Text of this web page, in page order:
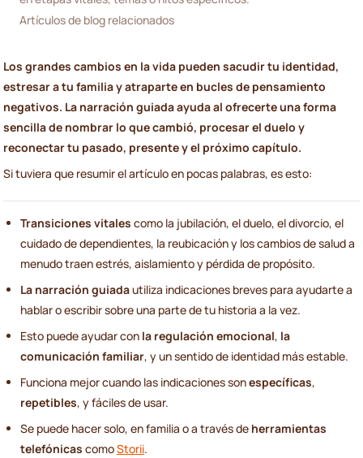
Artículos de blog relacionados
Los grandes cambios en la vida pueden sacudir tu identidad,
estresar a tu familia y atraparte en bucles de pensamiento
negativos. La narración guiada ayuda al ofrecerte una forma
sencilla de nombrar lo que cambió, procesar el duelo y
reconectar tu pasado, presente y el próximo capítulo.
Si tuviera que resumir el artículo en pocas palabras, es esto:
Transiciones vitales como la jubilación, el duelo, el divorcio, el
cuidado de dependientes, la reubicación y los cambios de salud a
menudo traen estrés, aislamiento y pérdida de propósito.
La narración guiadautiliza indicaciones breves para ayudarte a
hablar o escribir sobre una parte de tu historia a la vez.
Esto puede ayudar con la regulación emocional, la
comunicación familiar, y un sentido de identidad más estable.
Funciona mejor cuando las indicaciones sonespecíficas,
repetibles, y fáciles de usar.
Se puede hacer solo, en familia o a través de herramientas
telefónicas comoStorii.